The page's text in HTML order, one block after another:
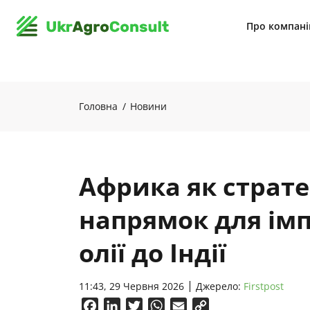
Про
Головна Новини
Африка як
напрямок для
олії до Індії
11:43, 29 Червня 2026 Джерело: Firstpost
FacebookLinkedInTwitterWhatsApp
Email